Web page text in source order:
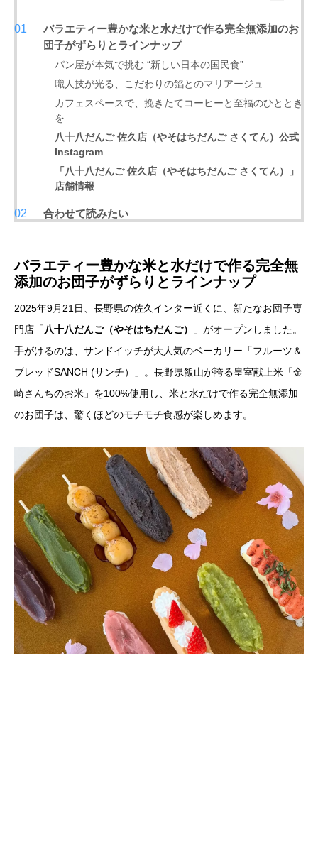
バラエティー豊かな米と水だけで作る完全無添加のお
団子がずらりとラインナップ
パン屋が本気で挑む “新しい日本の国民食”
職人技が光る、こだわりの餡とのマリアージュ
カフェスペースで、挽きたてコーヒーと至福のひととき
を
八十八だんご 佐久店（やそはちだんご さくてん）公式
Instagram
「八十八だんご 佐久店（やそはちだんご さくてん）」
店舗情報
合わせて読みたい
バラエティー豊かな米と水だけで作る完全無
添加のお団子がずらりとラインナップ
2025年9月21日、長野県の佐久インター近くに、新たなお団子専
門店「八十八だんご（やそはちだんご）
」がオープンしました。
手がけるのは、サンドイッチが大人気のベーカリー「フルーツ＆
ブレッドSANCH (サンチ）」。長野県飯山が誇る皇室献上米「金
崎さんちのお米」を100%使用し、米と水だけで作る完全無添加
のお団子は、驚くほどのモチモチ食感が楽しめます。